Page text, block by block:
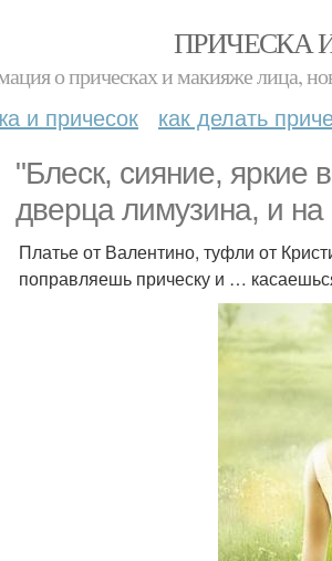
ПРИЧЕСКА
о прическах и макияже лица,
и причесок как делать
"Блеск, сияние, яркие
дверца лимузина, и
Платье от Валентино, туфли от
поправляешь прическу и …